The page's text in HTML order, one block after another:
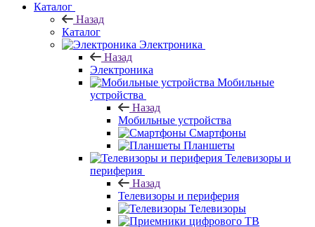
Каталог
Назад
Каталог
Электроника
Назад
Электроника
Мобильные
устройства
Назад
Мобильные устройства
Смартфоны
Планшеты
Телевизоры и
периферия
Назад
Телевизоры и периферия
Телевизоры